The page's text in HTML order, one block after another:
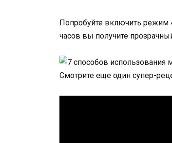
Попробуйте включить режим
часов вы получите
Смотрите еще один супер-